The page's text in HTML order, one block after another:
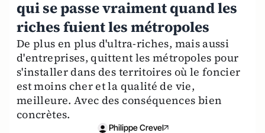
qui se passe vraiment quand les
riches fuient les métropoles
De plus en plus d'ultra-riches, mais aussi
d'entreprises, quittent les métropoles pour
s'installer dans des territoires où le foncier
est moins cher et la qualité de vie,
meilleure. Avec des conséquences bien
concrètes.
Philippe Crevel